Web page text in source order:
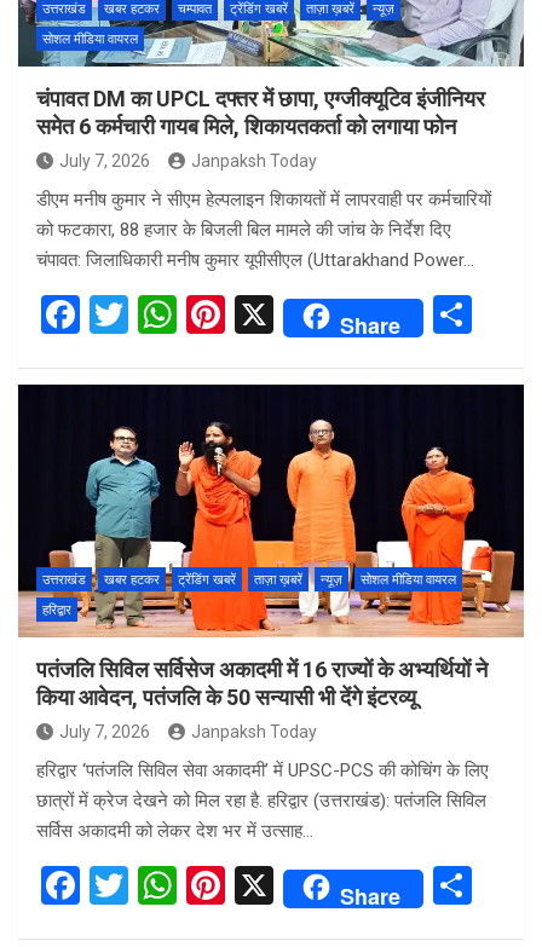
उत्तराखंड खबर हटकर चम्पावत ट्रेंडिंग खबरें ताज़ा ख़बरें
न्यूज़
सोशल मीडिया वायरल
चंपावत DM का UPCL दफ्तर में छापा, एग्जीक्यूटिव इंजीनियर
समेत 6 कर्मचारी गायब मिले, शिकायतकर्ता को लगाया फोन
July 7, 2026 Janpaksh Today
डीएम मनीष कुमार ने सीएम हेल्पलाइन शिकायतों में लापरवाही पर कर्मचारियों
को फटकारा, 88 हजार के बिजली बिल मामले की जांच के निर्देश दिए
चंपावत: जिलाधिकारी मनीष कुमार यूपीसीएल (Uttarakhand Power…
F
ce
o
o
k
T
tt
er
W
at
s
A
p
p
Pi
er
es
t
X Share
ar
उत्तराखंड खबर हटकर ट्रेंडिंग खबरें ताज़ा ख़बरें न्यूज़
सोशल मीडिया वायरल
हरिद्वार
पतंजलि सिविल सर्विसेज अकादमी में 16 राज्यों के अभ्यर्थियों ने
किया आवेदन, पतंजलि के 50 सन्यासी भी देंगे इंटरव्यू
July 7, 2026 Janpaksh Today
हरिद्वार ‘पतंजलि सिविल सेवा अकादमी’ में UPSC-PCS की कोचिंग के लिए
छात्रों में क्रेज देखने को मिल रहा है. हरिद्वार (उत्तराखंड): पतंजलि सिविल
सर्विस अकादमी को लेकर देश भर में उत्साह…
F
T
W Pi X Share